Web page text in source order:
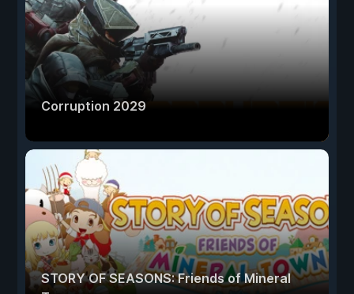
Corruption 2029
STORY OF SEASONS: Friends of Mineral